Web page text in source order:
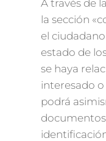
A través de
la sección
el
estado de
se haya
interesado
podrá